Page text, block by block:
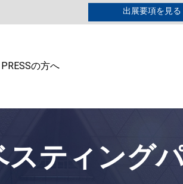
出展要項を見る
の方へ
ティング